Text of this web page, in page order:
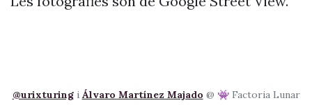
@urixturingi Álvaro Martínez Majado @ 👾 Factoria Lunar